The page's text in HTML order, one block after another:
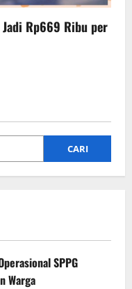
Rp669 Ribu per
CARI
SPPG
Warga